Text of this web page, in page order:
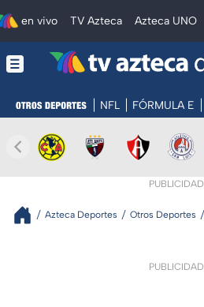
en vivo TV Azteca Azteca UNO
NFL FÓRMULA E
PUBLICIDAD
Azteca Deportes Otros Deportes
PUBLICIDAD